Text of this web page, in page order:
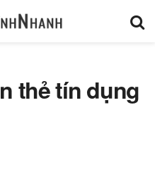
thẻ tín dụng